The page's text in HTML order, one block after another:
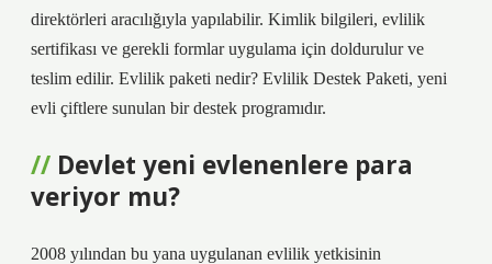
direktörleri aracılığıyla yapılabilir. Kimlik bilgileri, evlilik
sertifikası ve gerekli formlar uygulama için doldurulur ve
teslim edilir. Evlilik paketi nedir? Evlilik Destek Paketi, yeni
evli çiftlere sunulan bir destek programıdır.
Devlet yeni evlenenlere para
veriyor mu?
2008 yılından bu yana uygulanan evlilik yetkisinin